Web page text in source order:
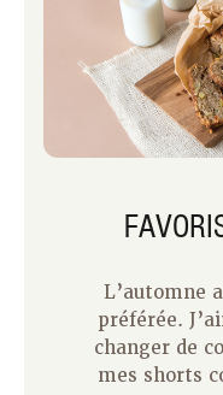
L’automne
préférée.
changer de
mes shorts